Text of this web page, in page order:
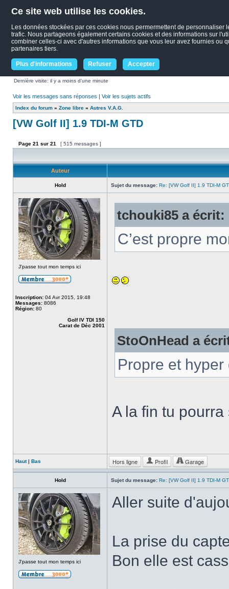
Ce site web utilise les cookies.
Les données stockées par ces cookies nous permermettent de
trafic. Nous partageons également certains cookies et des informations sur
combiner celles-ci avec d'autres informations que vous leur avez fournies ou
partenaires tiers.
Plus d'informations Refuser Accepter
Dernière visite: il y a moins d’une minute
Voir les messages sans réponses | Voir les sujets actifs
Index du forum » Zone libre » Autres V.A.G.
[VW Golf II] 1.9 TDI-M GTD
Page 21 sur 21 [ 515 messages ]
Auteur
Hold Sujet du message: Re: [VW Golf II] 1.9 TDI-M
J'passe tout mon temps ici
Inscription: 04 Avr 2015, 19:48
Messages: 8086
Région: 80
Golf IV TDI 150
Carat de Déc 2001
tchouki85 a écrit:
C’est propre
StoOnHead a
Propre et
A la fin tu
Haut| Bas Hors ligne Profil Garage
Hold Sujet du message: Re: [VW Golf II] 1.9 TDI-M
J'passe tout mon temps ici
Aller suite
La prise du
Bon elle est